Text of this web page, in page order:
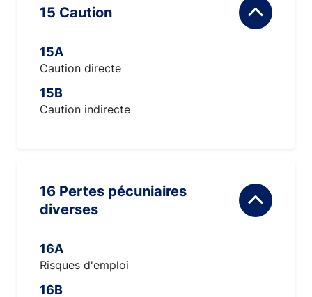
15 Caution
15A
Caution directe
15B
Caution indirecte
16 Pertes pécuniaires
diverses
16A
Risques d'emploi
16B